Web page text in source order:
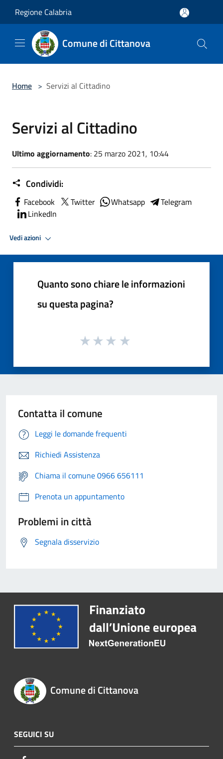
Regione Calabria
Comune di Cittanova
Home > Servizi al Cittadino
Servizi al Cittadino
Ultimo aggiornamento: 25 marzo 2021, 10:44
Condividi:
Facebook Twitter Whatsapp
Telegram
LinkedIn
Vedi azioni
Quanto sono chiare le informazioni
su questa pagina?
Contatta il comune
Leggi le domande frequenti
Richiedi Assistenza
Chiama il comune 0966 656111
Prenota un appuntamento
Problemi in città
Segnala disservizio
Comune di Cittanova
SEGUICI SU